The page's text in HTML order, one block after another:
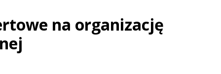
na organizację